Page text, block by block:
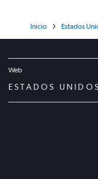
Inicio Estados
Web
ESTADOS UNIDOS